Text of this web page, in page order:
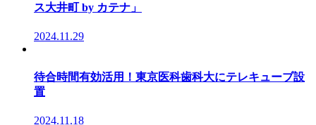
ス大井町 by カテナ」
2024.11.29
待合時間有効活用！東京医科歯科大にテレキューブ設
置
2024.11.18